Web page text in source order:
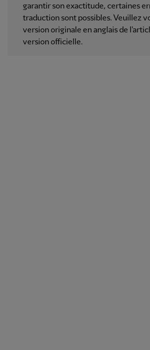
garantir son exactitude, certaines
traduction sont possibles. Veuillez
version originale en anglais de
version officielle.